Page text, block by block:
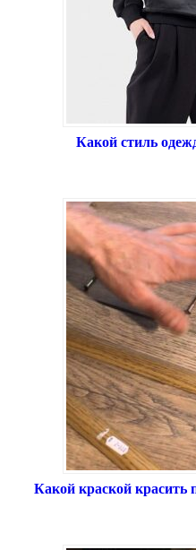
Какой стиль
Какой краской красить